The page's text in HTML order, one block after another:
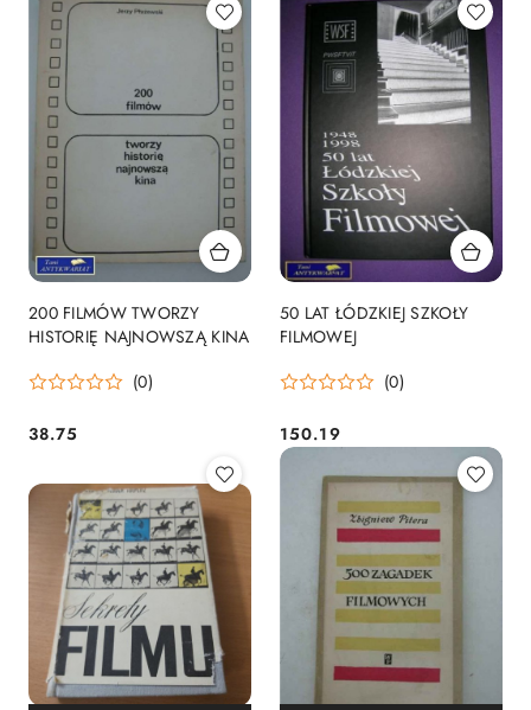
200 FILMÓW TWORZY
HISTORIĘ NAJNOWSZĄ KINA
(0)
Cena:
38.75
50 LAT ŁÓDZKIEJ SZKOŁY
FILMOWEJ
(0)
Cena:
150.19